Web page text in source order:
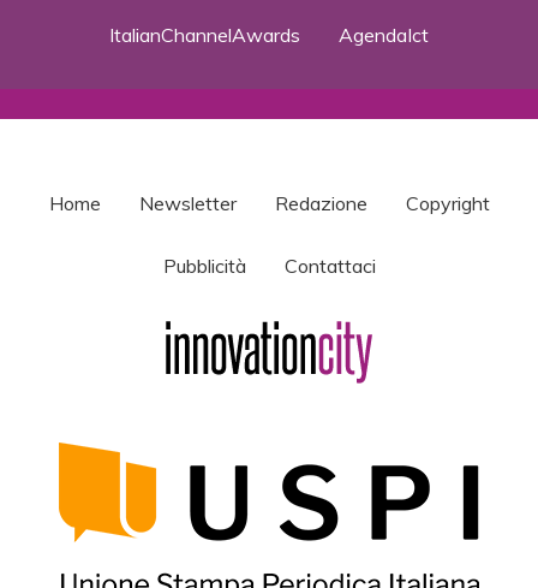
ItalianChannelAwards
AgendaIct
Home Newsletter Redazione Copyright
Pubblicità Contattaci